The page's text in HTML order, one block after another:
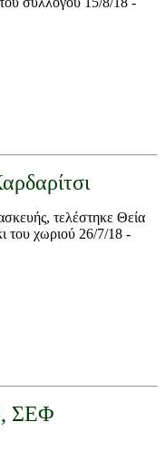
ΣΕΦ